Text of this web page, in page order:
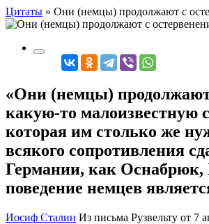
Цитаты » Они (немцы) продолжают с
«Они (немцы) продолжают
какую-то малоизвестную
которая им столько же
всякого сопротивления
Германии, как Оснабрюк,
поведение немцев
Иосиф Сталин Из письма Рузвельту от 7